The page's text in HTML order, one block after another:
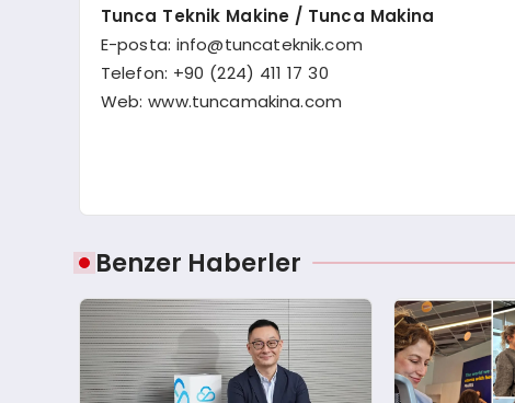
Tunca Teknik Makine / Tunca Makina
E-posta: info@tuncateknik.com
Telefon: +90 (224) 411 17 30
Web: www.tuncamakina.com
Benzer Haberler